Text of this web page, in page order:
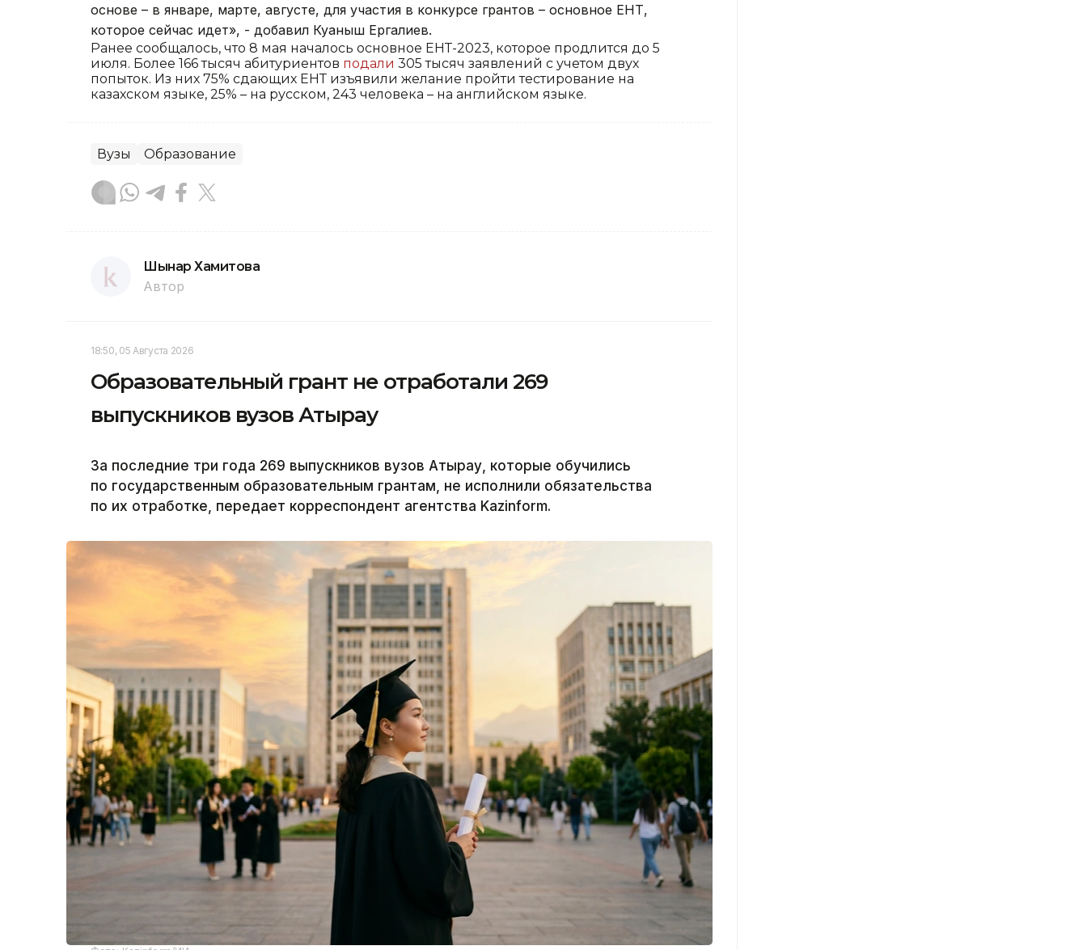
основе – в январе, марте, августе, для участия в конкурсе грантов – основное ЕНТ,
которое сейчас идет», - добавил Куаныш Ергалиев.
Ранее сообщалось, что 8 мая началось основное ЕНТ-2023, которое продлится до 5
июля. Более 166 тысяч абитуриентов подали 305 тысяч заявлений с учетом двух
попыток. Из них 75% сдающих ЕНТ изъявили желание пройти тестирование на
казахском языке, 25% – на русском, 243 человека – на английском языке.
Вузы Образование
Шынар Хамитова
Автор
18:50, 05 Августа 2026
Образовательный грант не отработали 269
выпускников вузов Атырау
За последние три года 269 выпускников вузов Атырау, которые обучились
по государственным образовательным грантам, не исполнили обязательства
по их отработке, передает корреспондент агентства Kazinform.